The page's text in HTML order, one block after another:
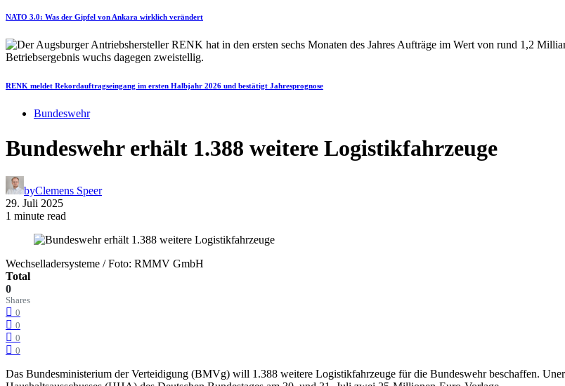
NATO 3.0: Was der Gipfel von Ankara wirklich verändert
RENK meldet Rekordauftragseingang im ersten Halbjahr 2026 und bestätigt Jahresprognose
Bundeswehr
Bundeswehr erhält 1.388 weitere Logistikfahrzeuge
byClemens Speer
29. Juli 2025
1 minute read
Wechselladersysteme / Foto: RMMV GmbH
Total
0
Shares
0
0
0
0
Das Bundesministerium der Verteidigung (BMVg) will 1.388 weitere Logistikfahrzeuge für die Bundeswehr beschaffen.